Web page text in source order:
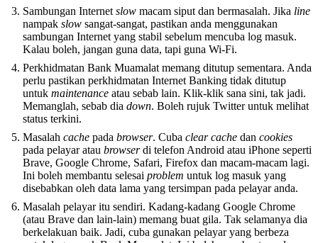
Sambungan Internet slow macam siput dan bermasalah. Jika line
nampak slow sangat-sangat, pastikan anda menggunakan
sambungan Internet yang stabil sebelum mencuba log masuk.
Kalau boleh, jangan guna data, tapi guna Wi-Fi.
Perkhidmatan Bank Muamalat memang ditutup sementara. Anda
perlu pastikan perkhidmatan Internet Banking tidak ditutup
untuk maintenance atau sebab lain. Klik-klik sana sini, tak jadi.
Memanglah, sebab dia down. Boleh rujuk Twitter untuk melihat
status terkini.
Masalah cache pada browser. Cuba clear cache dan cookies
pada pelayar atau browserdi telefon Android atau iPhone seperti
Brave, Google Chrome, Safari, Firefox dan macam-macam lagi.
Ini boleh membantu selesai problem untuk log masuk yang
disebabkan oleh data lama yang tersimpan pada pelayar anda.
Masalah pelayar itu sendiri. Kadang-kadang Google Chrome
(atau Brave dan lain-lain) memang buat gila. Tak selamanya dia
berkelakuan baik. Jadi, cuba gunakan pelayar yang berbeza